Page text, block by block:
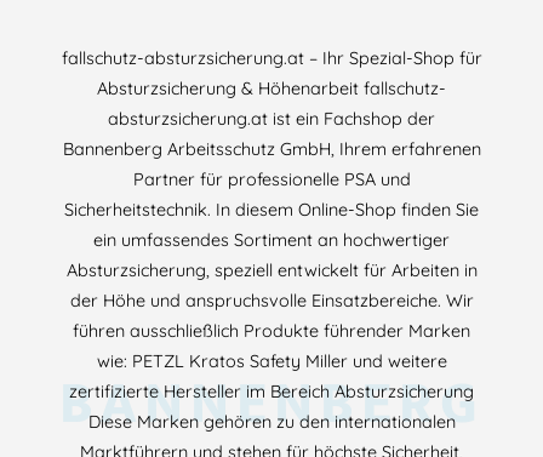
fallschutz-absturzsicherung.at – Ihr Spezial-Shop für
Absturzsicherung & Höhenarbeit fallschutz-
absturzsicherung.at ist ein Fachshop der
Bannenberg Arbeitsschutz GmbH, Ihrem erfahrenen
Partner für professionelle PSA und
Sicherheitstechnik. In diesem Online-Shop finden Sie
ein umfassendes Sortiment an hochwertiger
Absturzsicherung, speziell entwickelt für Arbeiten in
der Höhe und anspruchsvolle Einsatzbereiche. Wir
führen ausschließlich Produkte führender Marken
wie: PETZL Kratos Safety Miller und weitere
zertifizierte Hersteller im Bereich Absturzsicherung
Diese Marken gehören zu den internationalen
Marktführern und stehen für höchste Sicherheit,
BANNENBERG